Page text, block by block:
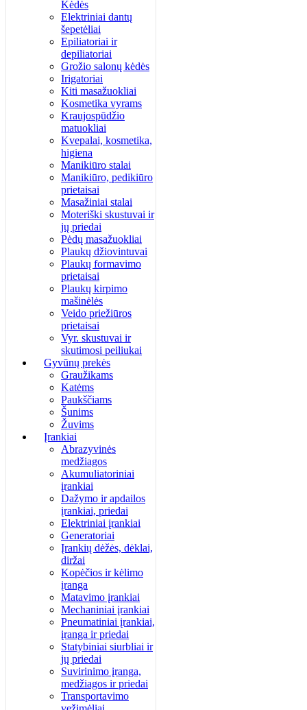
Kėdės
Elektriniai dantų
šepetėliai
Epiliatoriai ir
depiliatoriai
Grožio salonų kėdės
Irigatoriai
Kiti masažuokliai
Kosmetika vyrams
Kraujospūdžio
matuokliai
Kvepalai, kosmetika,
higiena
Manikiūro stalai
Manikiūro, pedikiūro
prietaisai
Masažiniai stalai
Moteriški skustuvai ir
jų priedai
Pėdų masažuokliai
Plaukų džiovintuvai
Plaukų formavimo
prietaisai
Plaukų kirpimo
mašinėlės
Veido priežiūros
prietaisai
Vyr. skustuvai ir
skutimosi peiliukai
Gyvūnų prekės
Graužikams
Katėms
Paukščiams
Šunims
Žuvims
Įrankiai
Abrazyvinės
medžiagos
Akumuliatoriniai
įrankiai
Dažymo ir apdailos
įrankiai, priedai
Elektriniai įrankiai
Generatoriai
Įrankių dėžės, dėklai,
diržai
Kopėčios ir kėlimo
įranga
Matavimo įrankiai
Mechaniniai įrankiai
Pneumatiniai įrankiai,
įranga ir priedai
Statybiniai siurbliai ir
jų priedai
Suvirinimo įranga,
medžiagos ir priedai
Transportavimo